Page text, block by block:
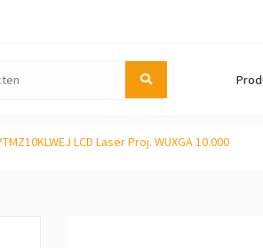
LCD Laser Proj. WUXGA 10.000